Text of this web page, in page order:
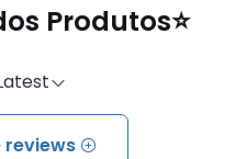
Produtos⭐
reviews